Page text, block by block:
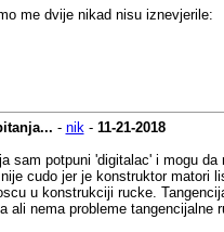
me dvije nikad nisu iznevjerile:
- nik- 11-21-2018
sam potpuni 'digitalac' i mogu
cudo jer je konstruktor
u konstrukciji rucke.
ali nema probleme